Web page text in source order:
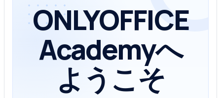
ONLYOFFICE
Academyへ
ようこそ